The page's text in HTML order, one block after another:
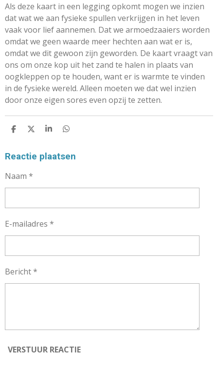
Als deze kaart in een legging opkomt mogen we inzien
dat wat we aan fysieke spullen verkrijgen in het leven
vaak voor lief aannemen. Dat we armoedzaaiers worden
omdat we geen waarde meer hechten aan wat er is,
omdat we dit gewoon zijn geworden. De kaart vraagt van
ons om onze kop uit het zand te halen in plaats van
oogkleppen op te houden, want er is warmte te vinden
in de fysieke wereld. Alleen moeten we dat wel inzien
door onze eigen sores even opzij te zetten.
D
E
D
L
S
R
D
E
Reactie plaatsen
Naam *
E-mailadres *
Bericht *
VERSTUUR REACTIE